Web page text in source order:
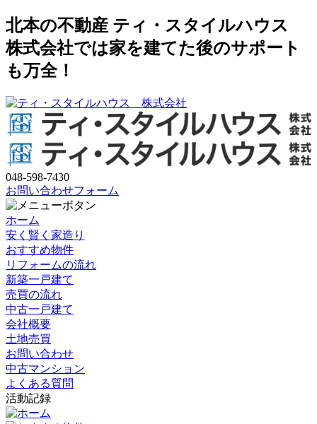
北本の不動産 ティ・スタイルハウス
株式会社では家を建てた後のサポート
も万全！
048-598-7430
お問い合わせフォーム
ホーム
安く賢く家造り
おすすめ物件
リフォームの流れ
新築一戸建て
売買の流れ
中古一戸建て
会社概要
土地売買
お問い合わせ
中古マンション
よくある質問
活動記録